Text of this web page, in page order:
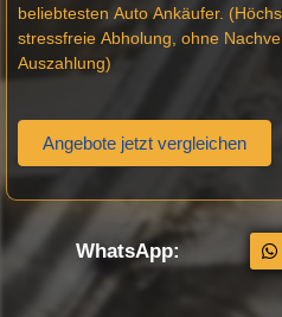
beliebtesten Auto Ankäufer.
stressfreie Abholung, ohne
Auszahlung)
Angebote jetzt vergleichen
WhatsApp: